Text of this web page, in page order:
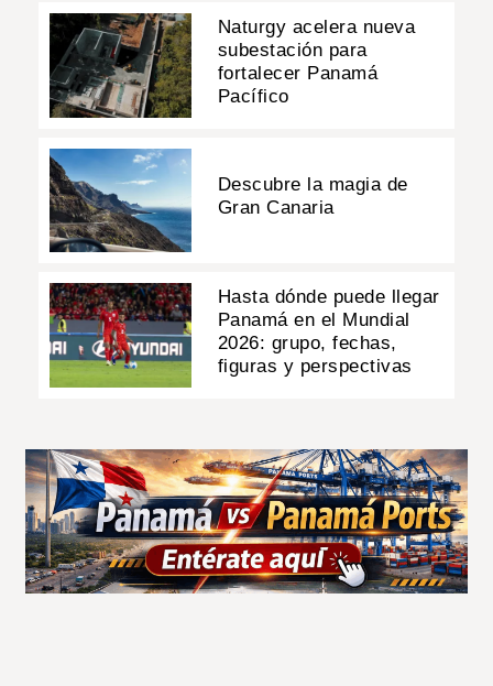
Naturgy acelera nueva
subestación para
fortalecer Panamá
Pacífico
Descubre la magia de
Gran Canaria
Hasta dónde puede llegar
Panamá en el Mundial
2026: grupo, fechas,
figuras y perspectivas